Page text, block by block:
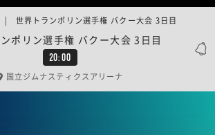
20:00
ポリン選手権 バクー大会 3日目
世界トランポリン選手権 バクー大会 3日目
国立ジムナスティクスアリーナ